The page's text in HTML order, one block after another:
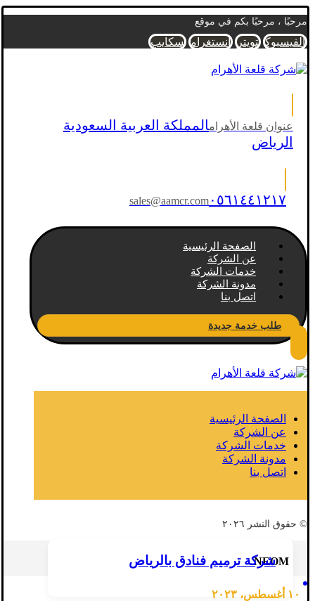
مرحبًا ، مرحبًا بكم في موقع
الفيسبوك تويتر انستغرام سكايب
عنوان قلعة الأهرامالمملكة العربية السعودية
الرياض
sales@aamcr.com ٠٥٦١٤٤١٢١٧
الصفحة الرئيسية
عن الشركة
خدمات الشركة
مدونة الشركة
اتصل بنا
طلب خدمة جديدة
الصفحة الرئيسية
عن الشركة
خدمات الشركة
مدونة الشركة
اتصل بنا
© حقوق النشر ٢٠٢٦
NEOM
شركة ترميم فنادق بالرياض
١٠ أغسطس، ٢٠٢٣